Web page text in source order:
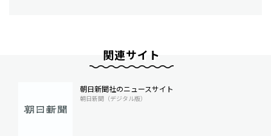
関連サイト
朝日新聞社のニュースサイト
朝日新聞（デジタル版）